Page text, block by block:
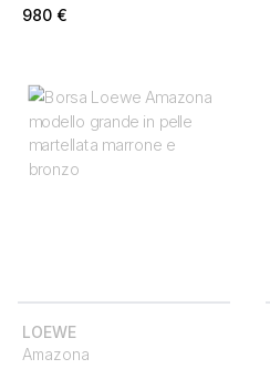
980 €
LOEWE
Amazona